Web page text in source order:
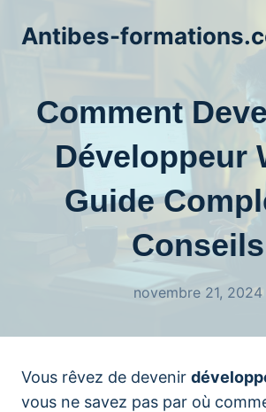
Antibes-
Comment
Développeur
Guide
Conseils
novembre 21, 2024
Vous rêvez de devenir
vous ne savez pas par où